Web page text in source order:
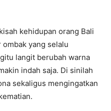
kehidupan orang Bali
yang selalu
langit berubah warna
indah saja. Di sinilah
sekaligus mengingatkan